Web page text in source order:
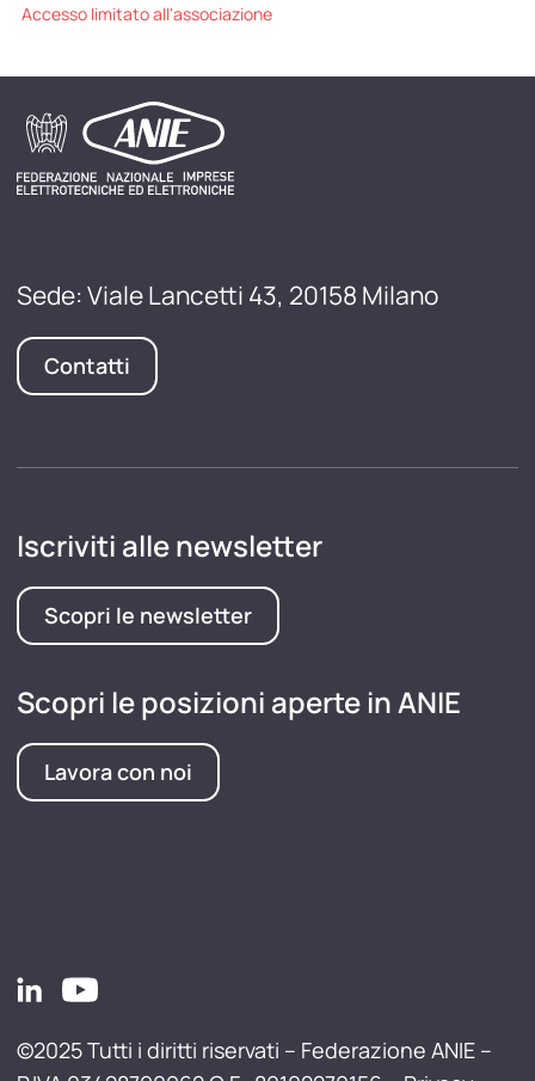
Accesso limitato all'associazione
Sede: Viale Lancetti 43, 20158 Milano
Contatti
Iscriviti alle newsletter
Scopri le newsletter
Scopri le posizioni aperte in ANIE
Lavora con noi
©2025 Tutti i diritti riservati – Federazione ANIE –